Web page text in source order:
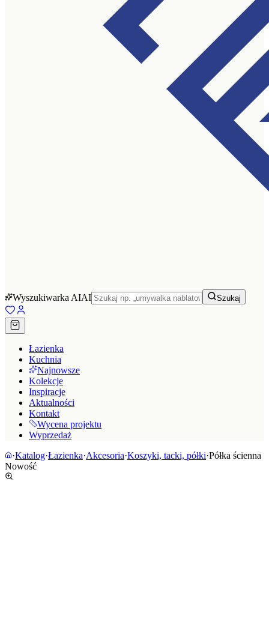
Wyszukiwarka AIAI Szukaj
Łazienka
Kuchnia
Najnowsze
Kolekcje
Inspiracje
Aktualności
Kontakt
Wycena projektu
Wyprzedaż
·Katalog·Łazienka·Akcesoria·Koszyki, tacki, półki·Półka ścienna
Nowość